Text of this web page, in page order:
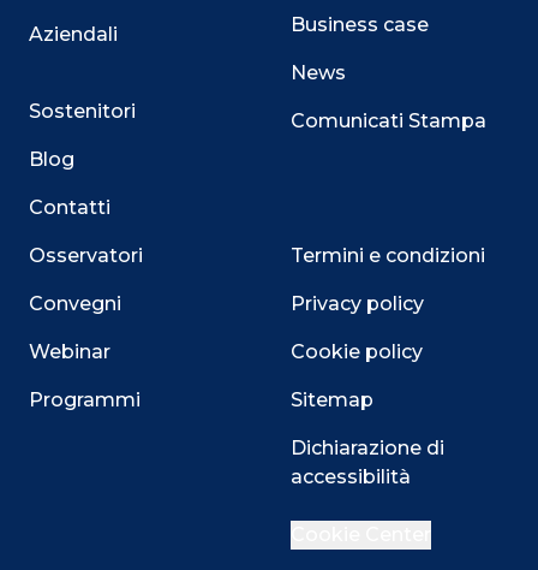
Aziendali
Sostenitori
Blog
Contatti
Osservatori
Convegni
Webinar
Programmi
Business case
News
Comunicati Stampa
Termini e condizioni
Privacy policy
Cookie policy
Sitemap
Dichiarazione di
accessibilità